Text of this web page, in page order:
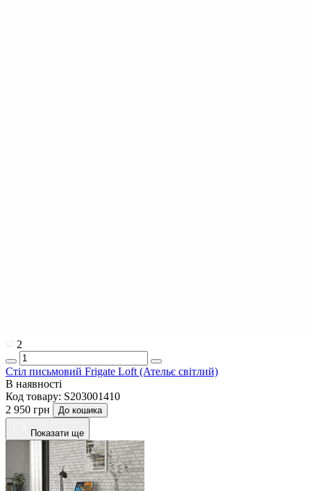
2
Стіл письмовий Frigate Loft (Ательє світлий)
В наявності
Код товару: S203001410
2 950 грн
До кошика
Показати ще